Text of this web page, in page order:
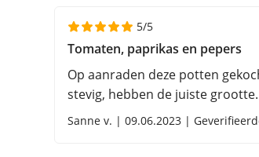
5/5
Tomaten, paprikas en pepers
Op aanraden deze potten
stevig, hebben de juiste grootte.
Sanne v. | 09.06.2023 |